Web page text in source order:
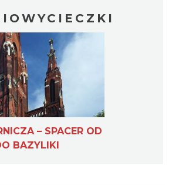
– SPACER OD
BAZYLIKI